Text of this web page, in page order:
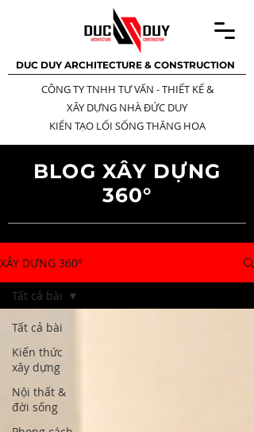
DUC DUY ARCHITECTURE & CONSTRUCTION
CÔNG TY TNHH TƯ VẤN - THIẾT KẾ&
XÂY DỰNG NHÀ ĐỨC DUY
KIẾN TẠO LỐI SỐNG THĂNG HOA
BLOG XÂY DỰNG
360°
XÂY DỰNG 360°
Tất cả bài
Kiến thức
xây dựng
Nội thất &
đời sống
Tất cả bài